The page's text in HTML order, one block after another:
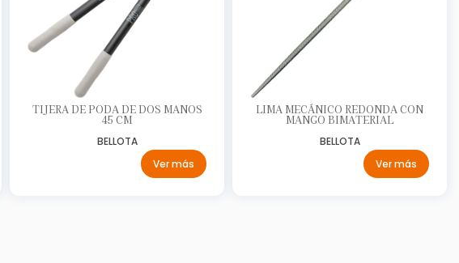
TIJERA DE PODA DE DOS MANOS
45 CM
BELLOTA
Ver más
LIMA MECÁNICO REDONDA CON
MANGO BIMATERIAL
BELLOTA
Ver más